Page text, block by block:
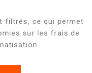
filtrés, ce qui permet
sur les frais de